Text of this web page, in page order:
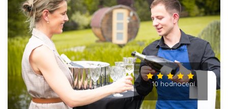
10 hodnocení